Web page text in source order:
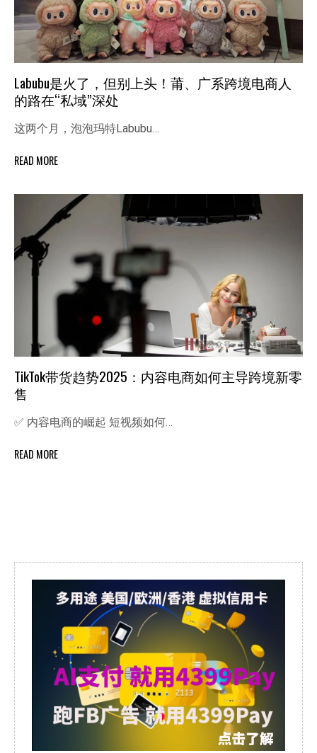
Labubu是火了，但别上头！莆、广系跨境电商人
的路在“私域”深处
这两个月，泡泡玛特Labubu…
READ MORE
TikTok带货趋势2025：内容电商如何主导跨境新零
售
✅ 内容电商的崛起 短视频如何…
READ MORE